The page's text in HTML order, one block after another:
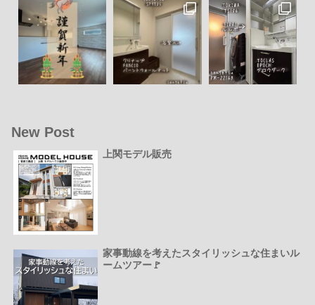
New Post
上関モデル販売
家事動線を考えたスタイリッシュな住まいル
ームツアー🚩